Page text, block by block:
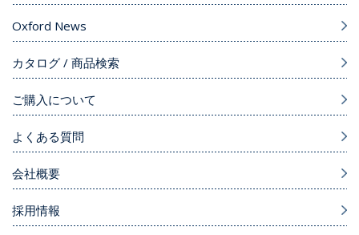
Oxford News
カタログ / 商品検索
ご購入について
よくある質問
会社概要
採用情報